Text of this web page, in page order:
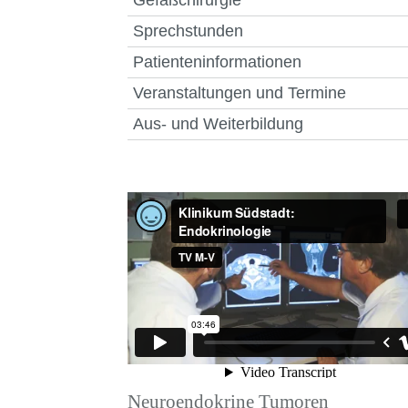
Sprechstunden
Patienteninformationen
Veranstaltungen und Termine
Aus- und Weiterbildung
Neuroendokrine Tumoren